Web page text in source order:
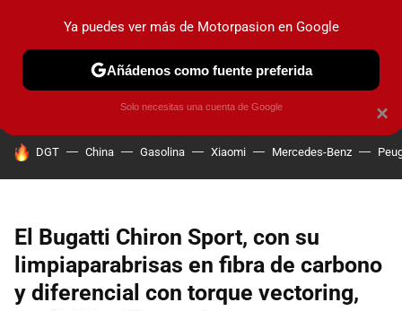
PRUEBAS COCHES ELÉCTRICOS OBSERVATORIO
HOY SE HABLA DE
DGT China Gasolina Xiaomi Mercedes-Benz
El Bugatti Chiron Sport, con su
limpiaparabrisas en fibra de carbono
y diferencial con torque vectoring,
×
Ya puedes ver más de Motorpasion en Google
Añádenos como fuente preferida
Solo necesitas una cuenta de Google